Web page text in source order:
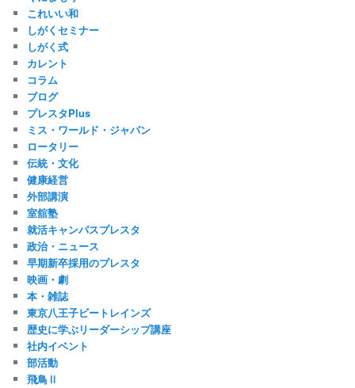
これいい和
しがくセミナー
しがく式
カレント
コラム
ブログ
プレスタPlus
ミス・ワールド・ジャパン
ロータリー
伝統・文化
健康経営
外部講演
室舘塾
就活キャンパスプレスタ
政治・ニュース
早期新卒採用のプレスタ
映画・劇
本・雑誌
東京八王子ビートレインズ
歴史に学ぶリーダーシップ講座
社内イベント
部活動
飛鳥Ⅱ